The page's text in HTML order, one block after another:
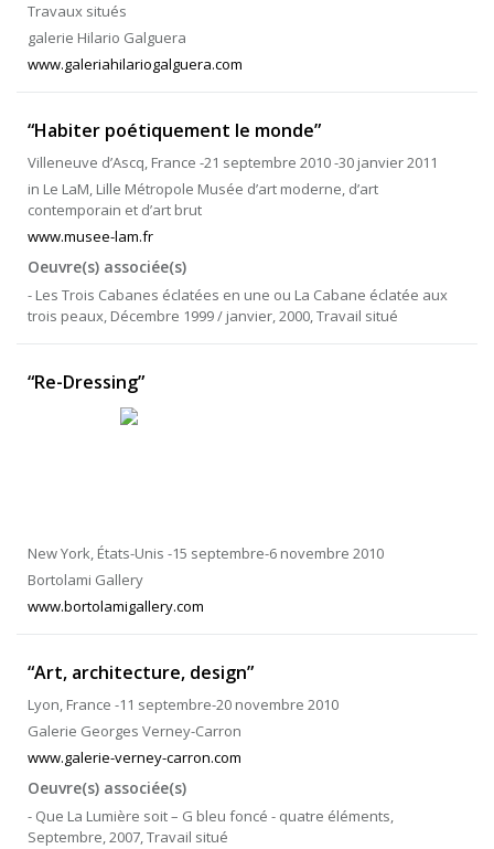
Travaux situés
galerie Hilario Galguera
www.galeriahilariogalguera.com
“Habiter poétiquement le monde”
Villeneuve d’Ascq, France -21 septembre 2010 -30 janvier 2011
in Le LaM, Lille Métropole Musée d’art moderne, d’art
contemporain et d’art brut
www.musee-lam.fr
Oeuvre(s) associée(s)
- Les Trois Cabanes éclatées en une ou La Cabane éclatée aux
trois peaux, Décembre 1999 / janvier, 2000, Travail situé
“Re-Dressing”
New York, États-Unis -15 septembre-6 novembre 2010
Bortolami Gallery
www.bortolamigallery.com
“Art, architecture, design”
Lyon, France -11 septembre-20 novembre 2010
Galerie Georges Verney-Carron
www.galerie-verney-carron.com
Oeuvre(s) associée(s)
- Que La Lumière soit – G bleu foncé - quatre éléments,
Septembre, 2007, Travail situé